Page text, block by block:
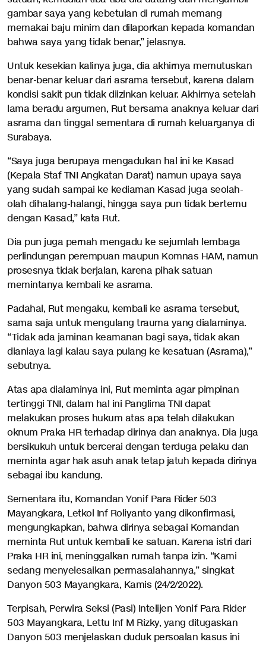
gambar saya yang kebetulan di rumah memang
memakai baju minim dan dilaporkan kepada komandan
bahwa saya yang tidak benar,” jelasnya.
Untuk kesekian kalinya juga, dia akhirnya memutuskan
benar-benar keluar dari asrama tersebut, karena dalam
kondisi sakit pun tidak diizinkan keluar. Akhirnya setelah
lama beradu argumen, Rut bersama anaknya keluar dari
asrama dan tinggal sementara di rumah keluarganya di
Surabaya.
“Saya juga berupaya mengadukan hal ini ke Kasad
(Kepala Staf TNI Angkatan Darat) namun upaya saya
yang sudah sampai ke kediaman Kasad juga seolah-
olah dihalang-halangi, hingga saya pun tidak bertemu
dengan Kasad,” kata Rut.
Dia pun juga pernah mengadu ke sejumlah lembaga
perlindungan perempuan maupun Komnas HAM, namun
prosesnya tidak berjalan, karena pihak satuan
memintanya kembali ke asrama.
Padahal, Rut mengaku, kembali ke asrama tersebut,
sama saja untuk mengulang trauma yang dialaminya.
“Tidak ada jaminan keamanan bagi saya, tidak akan
dianiaya lagi kalau saya pulang ke kesatuan (Asrama),”
sebutnya.
Atas apa dialaminya ini, Rut meminta agar pimpinan
tertinggi TNI, dalam hal ini Panglima TNI dapat
melakukan proses hukum atas apa telah dilakukan
oknum Praka HR terhadap dirinya dan anaknya. Dia juga
bersikukuh untuk bercerai dengan terduga pelaku dan
meminta agar hak asuh anak tetap jatuh kepada dirinya
sebagai ibu kandung.
Sementara itu, Komandan Yonif Para Rider 503
Mayangkara, Letkol Inf Roliyanto yang dikonfirmasi,
mengungkapkan, bahwa dirinya sebagai Komandan
meminta Rut untuk kembali ke satuan. Karena istri dari
Praka HR ini, meninggalkan rumah tanpa izin. “Kami
sedang menyelesaikan permasalahannya,” singkat
Danyon 503 Mayangkara, Kamis (24/2/2022).
Terpisah, Perwira Seksi (Pasi) Intelijen Yonif Para Rider
503 Mayangkara, Lettu Inf M Rizky, yang ditugaskan
Danyon 503 menjelaskan duduk persoalan kasus ini